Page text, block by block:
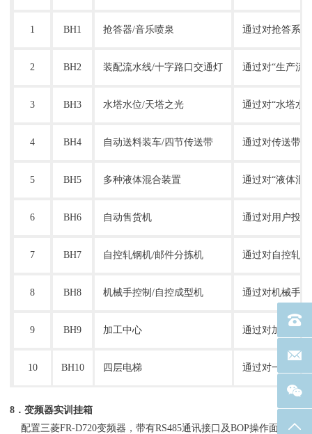
1 BH1 抢答器/音乐喷泉 通过对抢答系
2 BH2 装配流水线/十字路口交通灯 通过对“生产流
3 BH3 水塔水位/天塔之光 通过对“水塔水
4 BH4 自动送料装车/四节传送带 通过对传送带
5 BH5 多种液体混合装置 通过对“液体混
6 BH6 自动售货机 通过对用户投
7 BH7 自控轧钢机/邮件分拣机 通过对自控轧
8 BH8 机械手控制/自控成型机 通过对机械手
9 BH9 加工中心 通过对加工中
10 BH10 四层电梯 通过对一个完
8．变频器实训挂箱
配置三菱FR-D720变频器，带有RS485通讯接口及BOP操作面板
电话
联系
返回